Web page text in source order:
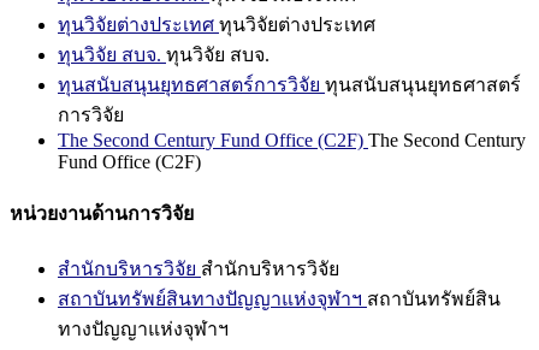
ทุนวิจัยต่างประเทศ ทุนวิจัยต่างประเทศ
ทุนวิจัย สบจ. ทุนวิจัย สบจ.
ทุนสนับสนุนยุทธศาสตร์การวิจัย ทุนสนับสนุนยุทธศาสตร์
การวิจัย
The Second Century Fund Office (C2F) The Second Century
Fund Office (C2F)
หน่วยงานด้านการวิจัย
สำนักบริหารวิจัย สำนักบริหารวิจัย
สถาบันทรัพย์สินทางปัญญาแห่งจุฬาฯ สถาบันทรัพย์สิน
ทางปัญญาแห่งจุฬาฯ